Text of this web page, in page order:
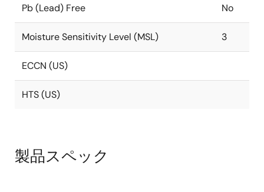
Pb (Lead) Free No
Moisture Sensitivity Level (MSL) 3
ECCN (US)
HTS (US)
製品スペック